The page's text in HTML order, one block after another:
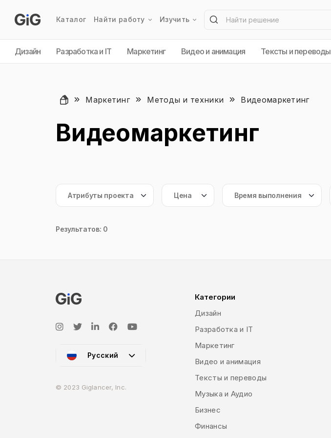
Каталог Найти работу Изучить
Дизайн Разработка и IT Маркетинг Видео и анимация Тексты и переводы
Маркетинг Методы и техники Видеомаркетинг
Видеомаркетинг
Результатов: 0
Русский
© 2023 Giglancer, Inc.
Категории
Дизайн
Разработка и IT
Маркетинг
Видео и анимация
Тексты и переводы
Музыка и Аудио
Бизнес
Финансы